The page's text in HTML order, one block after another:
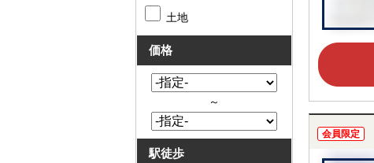
会員限定
土地
価格
～
駅徒歩